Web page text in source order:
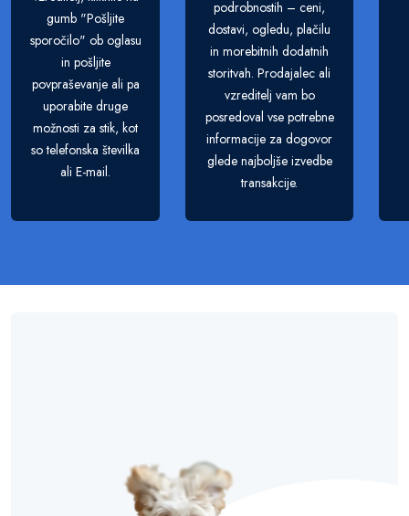
gumb "Pošljite
sporočilo" ob oglasu
in pošljite
povpraševanje ali pa
uporabite druge
možnosti za stik, kot
so telefonska številka
ali E-mail.
podrobnostih – ceni,
dostavi, ogledu, plačilu
in morebitnih dodatnih
storitvah. Prodajalec ali
vzreditelj vam bo
posredoval vse potrebne
informacije za dogovor
glede najboljše izvedbe
transakcije.